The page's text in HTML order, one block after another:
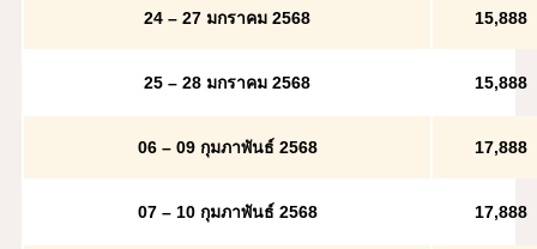
24 – 27 มกราคม 2568 15,888
25 – 28 มกราคม 2568 15,888
06 – 09 กุมภาพันธ์ 2568 17,888
07 – 10 กุมภาพันธ์ 2568 17,888